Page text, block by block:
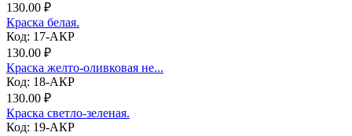
130.00 ₽
Краска белая.
Код: 17-АКР
130.00 ₽
Краска желто-оливковая не...
Код: 18-АКР
130.00 ₽
Краска светло-зеленая.
Код: 19-АКР